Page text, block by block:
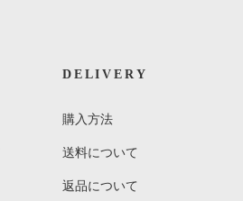
DELIVERY
購入方法
送料について
返品について